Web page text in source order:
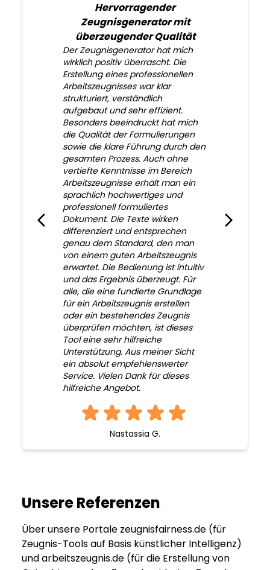
Hervorragender
Zeugnisgenerator mit
überzeugender Qualität
Der Zeugnisgenerator hat mich
wirklich positiv überrascht. Die
Erstellung eines professionellen
Arbeitszeugnisses war klar
strukturiert, verständlich
aufgebaut und sehr effizient.
Besonders beeindruckt hat mich
die Qualität der Formulierungen
sowie die klare Führung durch den
gesamten Prozess. Auch ohne
vertiefte Kenntnisse im Bereich
Arbeitszeugnisse erhält man ein
sprachlich hochwertiges und
professionell formuliertes
Dokument. Die Texte wirken
differenziert und entsprechen
genau dem Standard, den man
von einem guten Arbeitszeugnis
erwartet. Die Bedienung ist intuitiv
und das Ergebnis überzeugt. Für
alle, die eine fundierte Grundlage
für ein Arbeitszeugnis erstellen
oder ein bestehendes Zeugnis
überprüfen möchten, ist dieses
Tool eine sehr hilfreiche
Unterstützung. Aus meiner Sicht
ein absolut empfehlenswerter
Service. Vielen Dank für dieses
hilfreiche Angebot.
Nastassia G.
Unsere Referenzen
Über unsere Portale zeugnisfairness.de (für
Zeugnis-Tools auf Basis künstlicher Intelligenz)
und arbeitszeugnis.de (für die Erstellung von